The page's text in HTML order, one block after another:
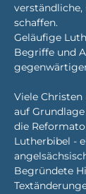
verständliche,
schaffen.
Geläufige
Begriffe und
Viele
auf
die
Lutherbibel -
Begründete